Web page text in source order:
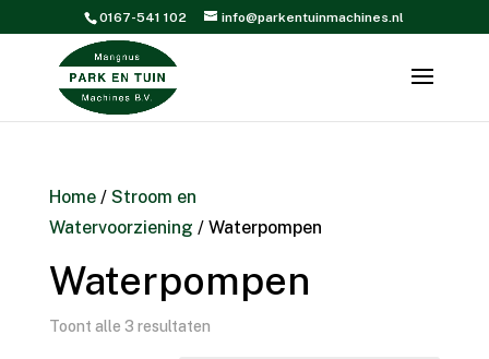
0167-541 102 info@parkentuinmachines.nl
Home/ Stroom en
Watervoorziening / Waterpompen
Waterpompen
Toont alle 3 resultaten